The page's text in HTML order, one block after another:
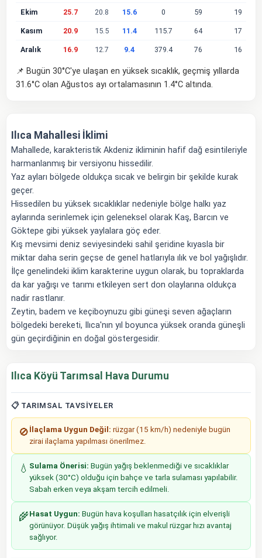
Ekim 25.7 20.8 15.6 0 59 19
Kasım 20.9 15.5 11.4 115.7 64 17
Aralık 16.9 12.7 9.4 379.4 76 16
📌 Bugün 30°C'ye ulaşan en yüksek sıcaklık, geçmiş yıllarda
31.6°C olan Ağustos ayı ortalamasının 1.4°C altında.
Ilıca Mahallesi İklimi
Mahallede, karakteristik Akdeniz ikliminin hafif dağ esintileriyle
harmanlanmış bir versiyonu hissedilir.
Yaz ayları bölgede oldukça sıcak ve belirgin bir şekilde kurak
geçer.
Hissedilen bu yüksek sıcaklıklar nedeniyle bölge halkı yaz
aylarında serinlemek için geleneksel olarak Kaş, Barcın ve
Göktepe gibi yüksek yaylalara göç eder.
Kış mevsimi deniz seviyesindeki sahil şeridine kıyasla bir
miktar daha serin geçse de genel hatlarıyla ılık ve bol yağışlıdır.
İlçe genelindeki iklim karakterine uygun olarak, bu topraklarda
da kar yağışı ve tarımı etkileyen sert don olaylarına oldukça
nadir rastlanır.
Zeytin, badem ve keçiboynuzu gibi güneşi seven ağaçların
bölgedeki bereketi, Ilıca'nın yıl boyunca yüksek oranda güneşli
gün geçirdiğinin en doğal göstergesidir.
Ilıca Köyü Tarımsal Hava Durumu
📋 TARIMSAL TAVSIYELER
🚫 İlaçlama Uygun Değil: rüzgar (15 km/h) nedeniyle bugün
zirai ilaçlama yapılması önerilmez.
💧 Sulama Önerisi: Bugün yağış beklenmediği ve sıcaklıklar
yüksek (30°C) olduğu için bahçe ve tarla sulaması yapılabilir.
Sabah erken veya akşam tercih edilmeli.
🌾Hasat Uygun: Bugün hava koşulları hasatçılık için elverişli
görünüyor. Düşük yağış ihtimali ve makul rüzgar hızı avantaj
sağlıyor.